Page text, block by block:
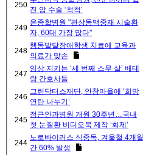
250
진 암 수술 ‘척척’
249
온종합병원 "관상동맥중재 시술환
자, 60대 가장 많다"
248
행동발달장애학생 치료에 교육과
의료가 맞손
247
임상 지키는 ‘세 번째 스무 살’ 베테
랑 간호사들
246
그린닥터스재단, 안창마을에 ‘희망
연탄 나누기’
245
정근안과병원 개원 30주년…국내
첫 눈질환 비디오북 제작 ‘화제’
244
노로바이러스 식중독, 겨울철 4개월
간 60% 발생